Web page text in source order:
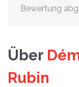
Bewertung
Über
Rubin